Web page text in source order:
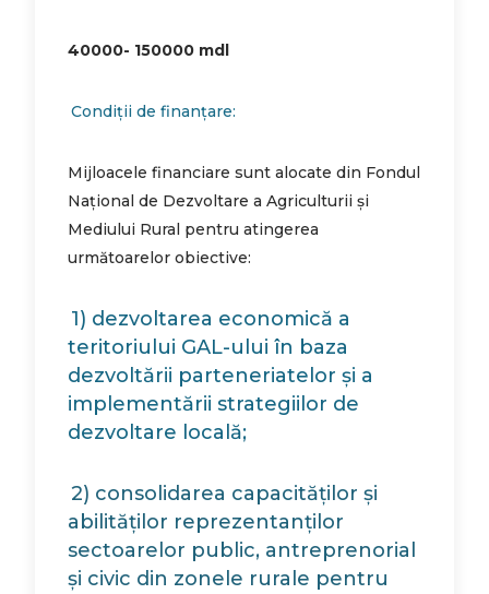
40000- 150000 mdl
Condiții de finanțare:
Mijloacele financiare sunt alocate din Fondul
Național de Dezvoltare a Agriculturii și
Mediului Rural pentru atingerea
următoarelor obiective:
1) dezvoltarea economică a
teritoriului GAL-ului în baza
dezvoltării parteneriatelor și a
implementării strategiilor de
dezvoltare locală;
2) consolidarea capacităților și
abilităților reprezentanților
sectoarelor public, antreprenorial
și civic din zonele rurale pentru